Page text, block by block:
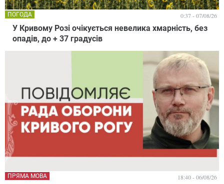
У Кривому Розі очікується невелика хмарність, без
опадів, до + 37 градусів
ПОГОДА 0:37 - 07/08/26
ПРЯМА МОВА 18:40 - 06/08/26